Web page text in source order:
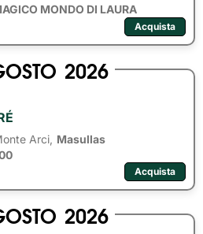
MONDO DI LAURA
Acquista
2026
Arci, Masullas
Acquista
2026